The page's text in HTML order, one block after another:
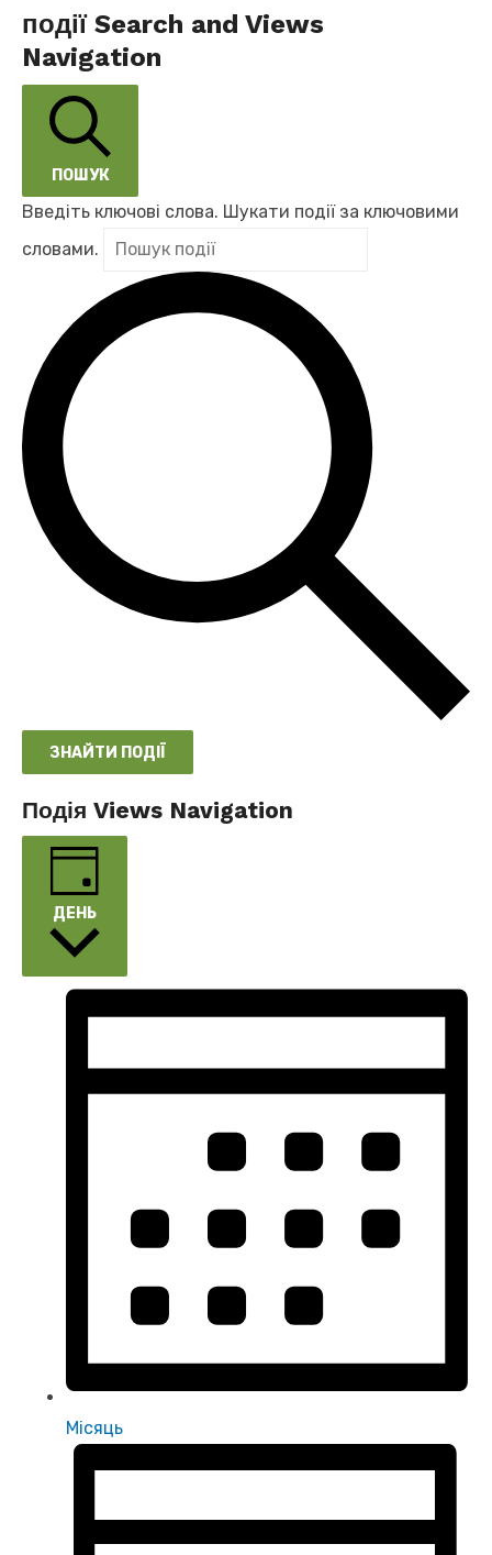
події Search and Views
Navigation
ПОШУК
Введіть ключові слова. Шукати події за ключовими
словами.
ЗНАЙТИ ПОДІЇ
Подія Views Navigation
ДЕНЬ
Місяць